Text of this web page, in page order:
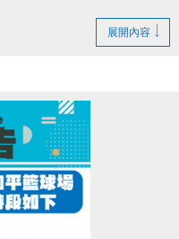
展開內容